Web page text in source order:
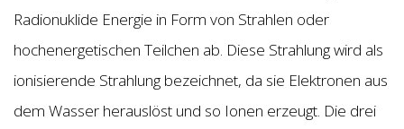
Radionuklide Energie in Form von Strahlen oder
hochenergetischen Teilchen ab. Diese Strahlung wird als
ionisierende Strahlung bezeichnet, da sie Elektronen aus
dem Wasser herauslöst und so Ionen erzeugt. Die drei